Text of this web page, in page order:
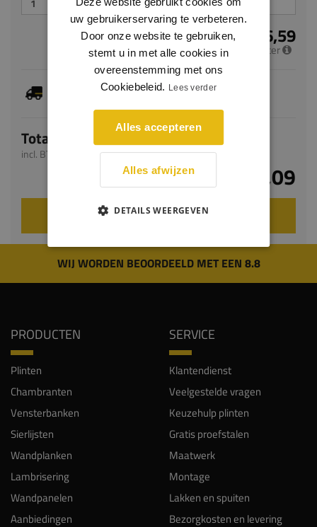
€ 6,59
per meter
Dit artikel is voorradig, de verwachte levertijd
Totaal
incl. BTW
€ 16,09
VOEG TOE AAN WINKELWAGEN
WIJ WORDEN BEOORDEELD MET EEN 8.8
PRODUCTEN
Plinten
Chambranten
Vensterbanken
Sierlijsten
Wandplanken
Lambrisering
Wandpanelen
Aanbiedingen
SERVICE
Klantendienst
Veelgestelde vragen
Keuzehulp plinten
Gratis proefstalen
Maatwerk
Montage
Lakken en spuiten
Bezorgkosten en levering
uw gebruikerservaring te verbeteren.
Door onze website te gebruiken,
stemt u in met alle cookies in
overeenstemming met ons
Cookiebeleid. Lees verder
Alles accepteren
Alles afwijzen
DETAILS WEERGEVEN